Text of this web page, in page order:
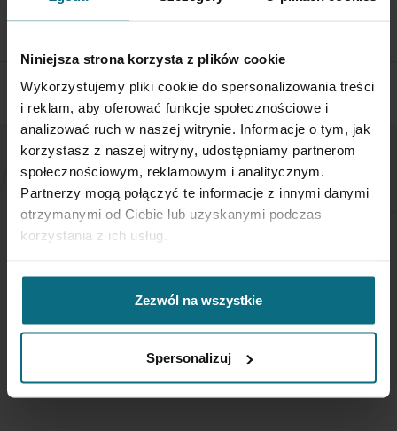
Niniejsza strona korzysta z plików cookie
Wykorzystujemy pliki cookie do spersonalizowania treści
i reklam, aby oferować funkcje społecznościowe i
analizować ruch w naszej witrynie. Informacje o tym, jak
korzystasz z naszej witryny, udostępniamy partnerom
społecznościowym, reklamowym i analitycznym.
Partnerzy mogą połączyć te informacje z innymi danymi
otrzymanymi od Ciebie lub uzyskanymi podczas
korzystania z ich usług.
Zezwól na wszystkie
Spersonalizuj
Department 3 days from the shipment arrival.
NEWSLETTER
If you want to be up to date, sign up to receive our
Up
Newsletter: